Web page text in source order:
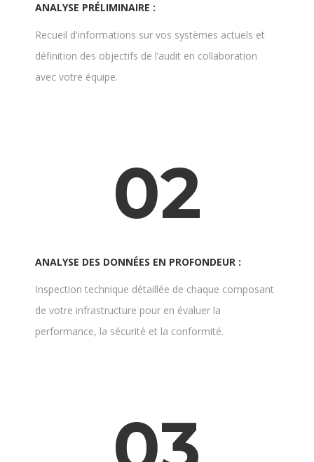
ANALYSE PRÉLIMINAIRE :
Recueil d'informations sur vos systèmes actuels et
définition des objectifs de l’audit en collaboration
avec votre équipe.
02
ANALYSE DES DONNÉES EN PROFONDEUR :
Inspection technique détaillée de chaque composant
de votre infrastructure pour en évaluer la
performance, la sécurité et la conformité.